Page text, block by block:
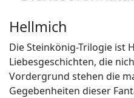
Hellmich
Die Steinkönig-Trilogie ist
Liebesgeschichten, die
Vordergrund stehen die
Gegebenheiten dieser